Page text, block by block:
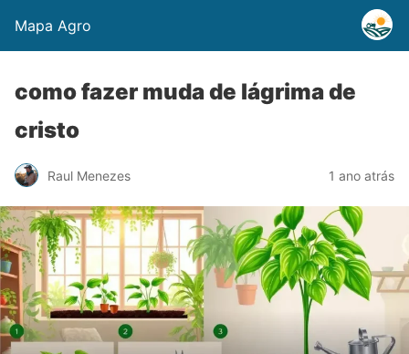
Mapa Agro
como fazer muda de lágrima de
cristo
Raul Menezes 1 ano atrás